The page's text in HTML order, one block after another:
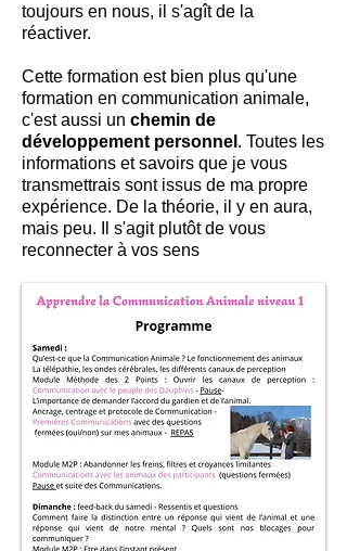
toujours en nous, il s'agît de la
réactiver.
Cette formation est bien plus qu'une
formation en communication animale,
c'est aussi un chemin de
développement personnel . Toutes les
informations et savoirs que je vous
transmettrais sont issus de ma propre
expérience. De la théorie, il y en aura,
mais peu. Il s'agit plutôt de vous
reconnecter à vos sens